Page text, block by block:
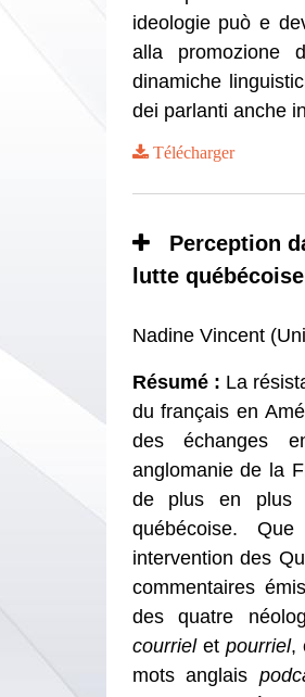
ideologie può e
alla promozione
dinamiche
dei parlanti anche
Télécharger
Perception
lutte
Nadine Vincent
Résumé : La
du français en
des échanges
anglomanie de la
de plus en plus
québécoise.
intervention des
commentaires
des quatre
courrielet pourriel,
mots anglais